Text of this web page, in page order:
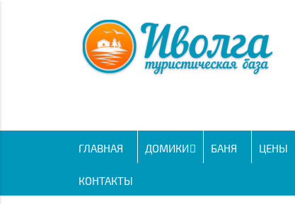
ГЛАВНАЯ ДОМИКИ БАНЯ ЦЕНЫ
КОНТАКТЫ